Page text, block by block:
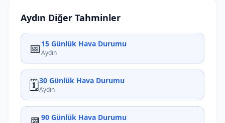
Aydın Diğer Tahminler
📅 15 Günlük Hava Durumu
Aydın
🗓️30 Günlük Hava Durumu
Aydın
90 Günlük Hava Durumu